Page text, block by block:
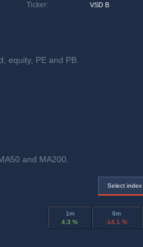
Ticker: VSD B
equity, PE and PB.
and MA200.
Select index
1m
4,3 %
6m
-14,1 %